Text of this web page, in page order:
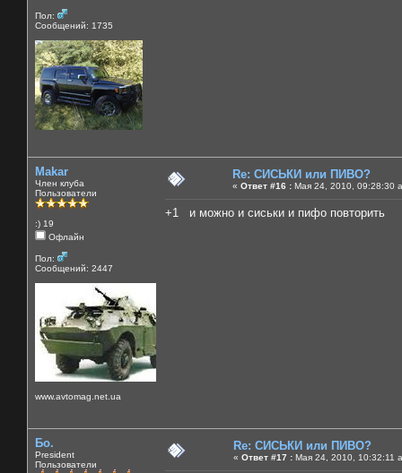
Пол:
Сообщений: 1735
Makar
Член клуба
Пользователи
:) 19
Офлайн
Пол:
Сообщений: 2447
www.avtomag.net.ua
Re: СИСЬКИ или ПИВО?
« Ответ #16 : Мая 24, 2010, 09:28:30
+1 и можно и сиськи и пифо повторить
Бо.
President
Пользователи
Re: СИСЬКИ или ПИВО?
« Ответ #17 : Мая 24, 2010, 10:32:11